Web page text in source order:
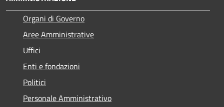
Organi di Governo
Aree Amministrative
Uffici
Enti e fondazioni
Politici
Personale Amministrativo